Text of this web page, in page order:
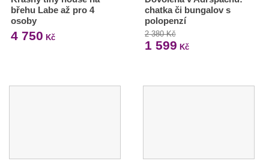
břehu Labe až pro 4
osoby
4 750 Kč
chatka či bungalov s
polopenzí
2 380 Kč
1 599 Kč